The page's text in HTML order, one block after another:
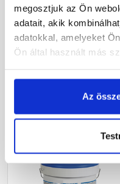
megosztjuk az Ön
adatait, akik
adatokkal, amelyeket
Ön által használt más
Az
folyékonyfólia sárga 25 kg
Rendelésre